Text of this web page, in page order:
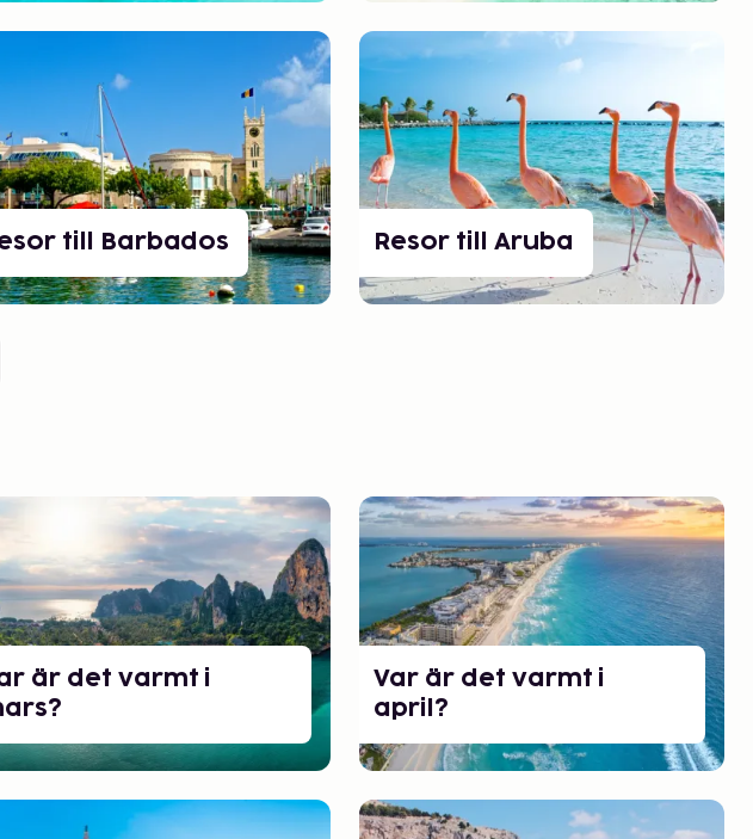
till Barbados Resor till Aruba
är det varmt i
Var är det varmt i
april?